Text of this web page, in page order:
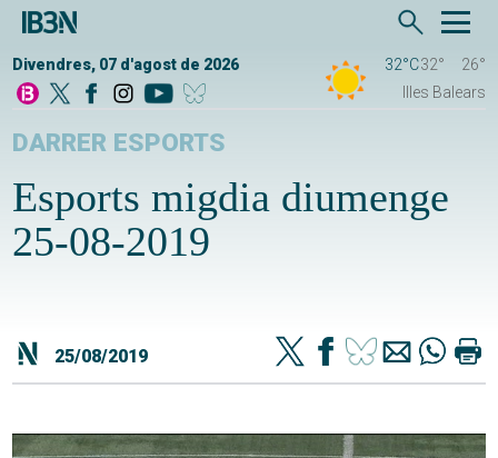
Divendres, 07 d'agost de 2026 32°C32°
26°
Illes Balears
DARRER ESPORTS
Esports migdia diumenge
25-08-2019
25/08/2019